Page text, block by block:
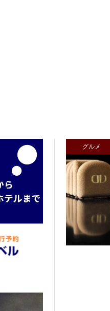
グルメ